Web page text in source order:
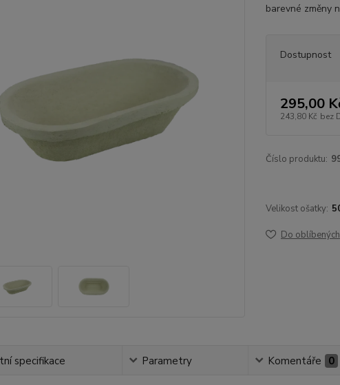
barevné změny
Dostupnost
295,00
243,80 Kč bez
Číslo produktu:
Velikost ošatky:
Do oblíbených
specifikace Parametry Komentáře 0